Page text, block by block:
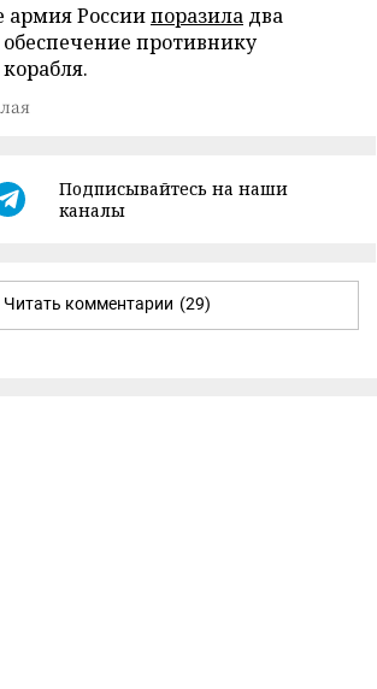
армия Россиипоразила два
противнику
Подписывайтесь на наши
каналы
Читать комментарии (29)